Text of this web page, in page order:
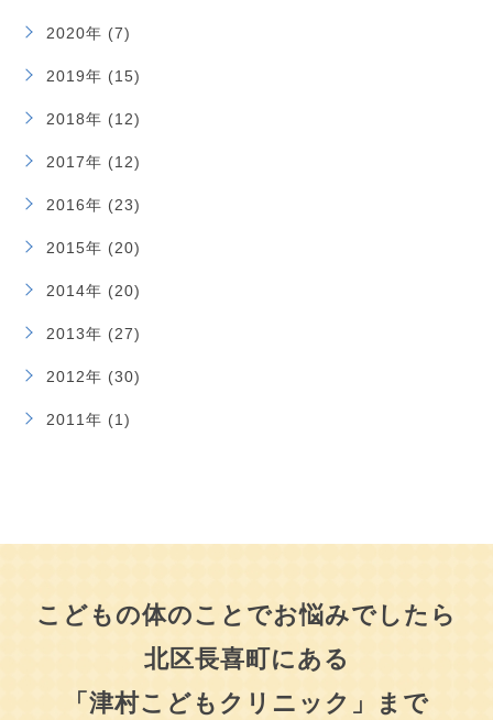
2020年 (7)
2019年 (15)
2018年 (12)
2017年 (12)
2016年 (23)
2015年 (20)
2014年 (20)
2013年 (27)
2012年 (30)
2011年 (1)
こどもの体のことでお悩みでしたら
北区長喜町にある
「津村こどもクリニック」まで